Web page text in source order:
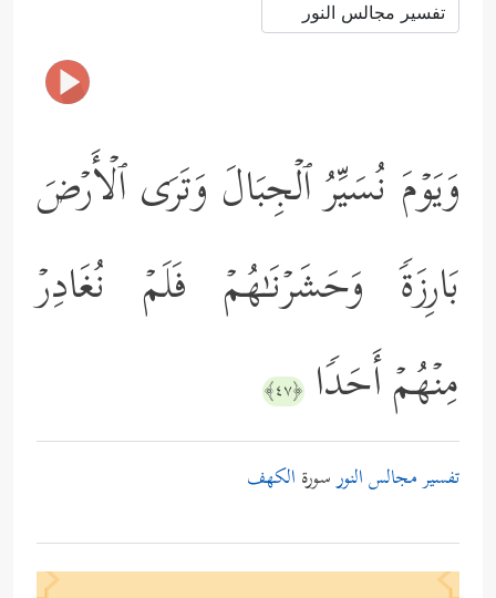
وَیَوۡمَ نُسَیِّرُ ٱلۡجِبَالَ وَتَرَى ٱلۡأَرۡضَ
بَارِزَةࣰ وَحَشَرۡنَـٰهُمۡ فَلَمۡ نُغَادِرۡ
مِنۡهُمۡ أَحَدࣰا ﴿٤٧﴾
تفسير مجالس النورسورة الكهف